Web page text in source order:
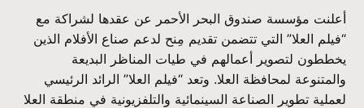
أعلنت مؤسسة صندوق البحر الأحمر عن عقدها لشراكة مع
“فيلم العلا” التي تتضمن تقديم مِنح لدعم صناع الأفلام الذين
يخططون لتصوير أعمالهم في طيات المناظر البديعة
والمتنوعة لمحافظة العلا. وتعد “فيلم العلا” الرائد الرئيسي
لعملية تطوير الصناعة السينمائية والتلفزيونية في منطقة العلا